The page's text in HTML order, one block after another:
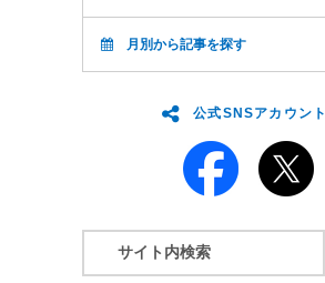
月別から記事を探す
公式SNSアカウント